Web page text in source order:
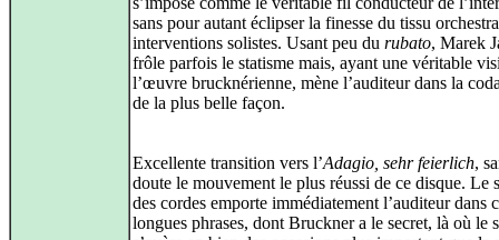
sans pour autant éclipser la finesse du tissu
interventions solistes. Usant peu du rubato, Marek
frôle parfois le statisme mais, ayant une véritable
l’œuvre brucknérienne, mène l’auditeur dans la
de la plus belle façon.
Excellente transition vers l’Adagio, sehr feierlich,
doute le mouvement le plus réussi de ce disque. Le
des cordes emporte immédiatement l’auditeur dans
longues phrases, dont Bruckner a le secret, là où le